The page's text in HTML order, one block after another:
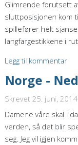
Glimrende forutsett
sluttposisjonen kom
spillefører helt
langfargestikkene i
Legg til kommentar
Norge -
Skrevet 25. juni, 2014
Damene våre skal i
verden, så det blir
seg. Jeg vil igjen